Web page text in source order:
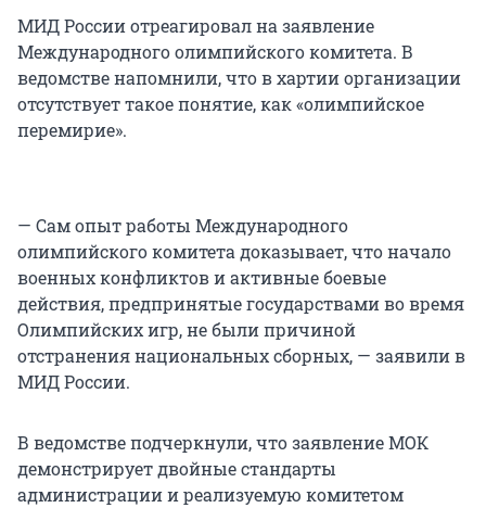
МИД России отреагировал на заявление
Международного олимпийского комитета. В
ведомстве напомнили, что в хартии организации
отсутствует такое понятие, как «олимпийское
перемирие».
— Сам опыт работы Международного
олимпийского комитета доказывает, что начало
военных конфликтов и активные боевые
действия, предпринятые государствами во время
Олимпийских игр, не были причиной
отстранения национальных сборных, — заявили в
МИД России.
В ведомстве подчеркнули, что заявление МОК
демонстрирует двойные стандарты
администрации и реализуемую комитетом